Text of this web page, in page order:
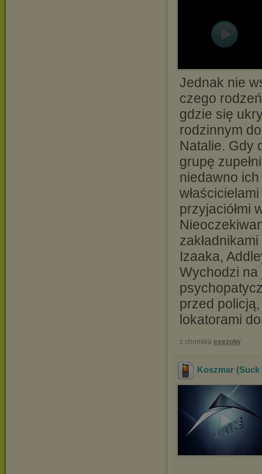
Jednak nie
czego
gdzie się
rodzinnym
Natalie. Gdy
grupę
niedawno
przyjaciółmi
Izaaka,
Wychodzi na
przed
lokatorami
z chomika exezolw
Koszmar (Suck